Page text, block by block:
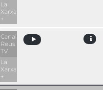
La
Xarxa
+
Canal
Reus
TV
La
Xarxa
+